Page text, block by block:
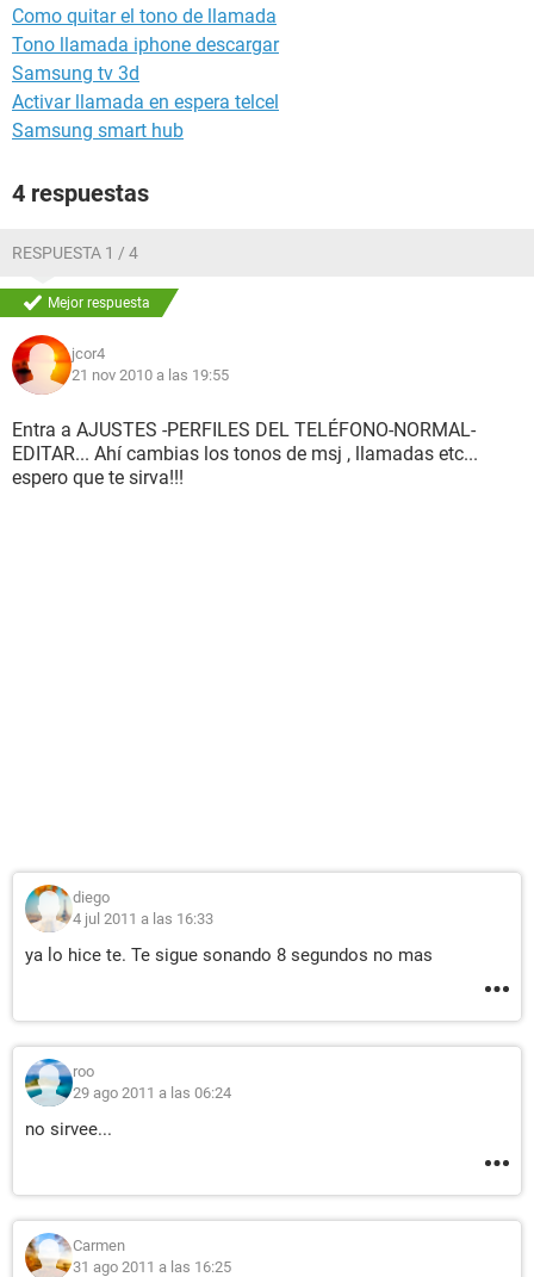
Como quitar el tono de llamada
Tono llamada iphone descargar
Samsung tv 3d
Activar llamada en espera telcel
Samsung smart hub
4 respuestas
RESPUESTA 1 / 4
Mejor respuesta
jcor4
21 nov 2010 a las 19:55
Entra a AJUSTES -PERFILES DEL TELÉFONO-NORMAL-
EDITAR... Ahí cambias los tonos de msj , llamadas etc...
espero que te sirva!!!
diego
4 jul 2011 a las 16:33
ya lo hice te. Te sigue sonando 8 segundos no mas
roo
29 ago 2011 a las 06:24
no sirvee...
Carmen
31 ago 2011 a las 16:25